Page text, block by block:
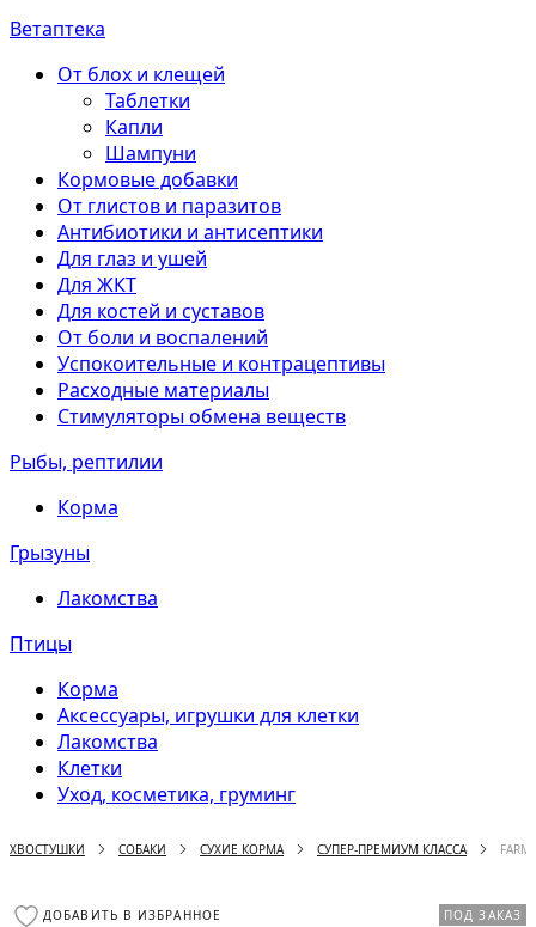
Ветаптека
От блох и клещей
Таблетки
Капли
Шампуни
Кормовые добавки
От глистов и паразитов
Антибиотики и антисептики
Для глаз и ушей
Для ЖКТ
Для костей и суставов
От боли и воспалений
Успокоительные и контрацептивы
Расходные материалы
Стимуляторы обмена веществ
Рыбы, рептилии
Корма
Грызуны
Лакомства
Птицы
Корма
Аксессуары, игрушки для клетки
Лакомства
Клетки
Уход, косметика, груминг
ХВОСТУШКИ СОБАКИ СУХИЕ КОРМА СУПЕР-ПРЕМИУМ КЛАССА
ДОБАВИТЬ В ИЗБРАННОЕ ПОД ЗАКАЗ